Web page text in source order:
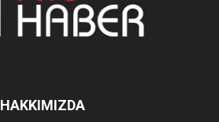
HAKKIMIZDA